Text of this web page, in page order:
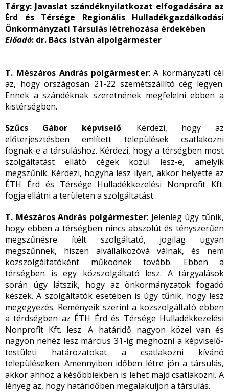
Tárgy: Javaslat szándéknyilatkozat elfogadására az
Érd és Térsége Regionális Hulladékgazdálkodási
Önkormányzati Társulás létrehozása érdekében
Előadó: dr. Bács István alpolgármester
T. Mészáros András polgármester: A kormányzati cél
az, hogy országosan 21-22 szemétszállító cég legyen.
Ennek a szándéknak szeretnének megfelelni ebben a
kistérségben.
Szűcs Gábor képviselő: Kérdezi, hogy az
előterjesztésben említett települések csatlakozni
fognak-e a társuláshoz. Kérdezi, hogy a térségben most
szolgáltatást ellátó cégek közül lesz-e, amelyik
megszűnik. Kérdezi, hogyha lesz ilyen, akkor helyette az
ÉTH Érd és Térsége Hulladékkezelési Nonprofit Kft.
fogja ellátni a területen a szolgáltatást.
T. Mészáros András polgármester: Jelenleg úgy tűnik,
hogy ebben a térségben nincs abszolút és tényszerűen
megszűnésre ítélt szolgáltató, jogilag ugyan
megszűnnek, hiszen alvállalkozóvá válnak, és nem
közszolgáltatóként működnek tovább. Ebben a
térségben is egy közszolgáltató lesz. A tárgyalások
során úgy látszik, hogy az önkormányzatok fogadó
készek. A szolgáltatók esetében is úgy tűnik, hogy lesz
megegyezés. Reményeik szerint a közszolgáltató ebben
a térdségben az ÉTH Érd és Térsége Hulladékkezelési
Nonprofit Kft. lesz. A határidő nagyon közel van és
nagyon nehéz lesz március 31-ig meghozni a képviselő-
testületi határozatokat a csatlakozni kívánó
településeken. Amennyiben időben létre jön a társulás,
akkor ahhoz a későbbiekben is lehet majd csatlakozni. A
lényeg az, hogy határidőben megalakuljon a társulás.